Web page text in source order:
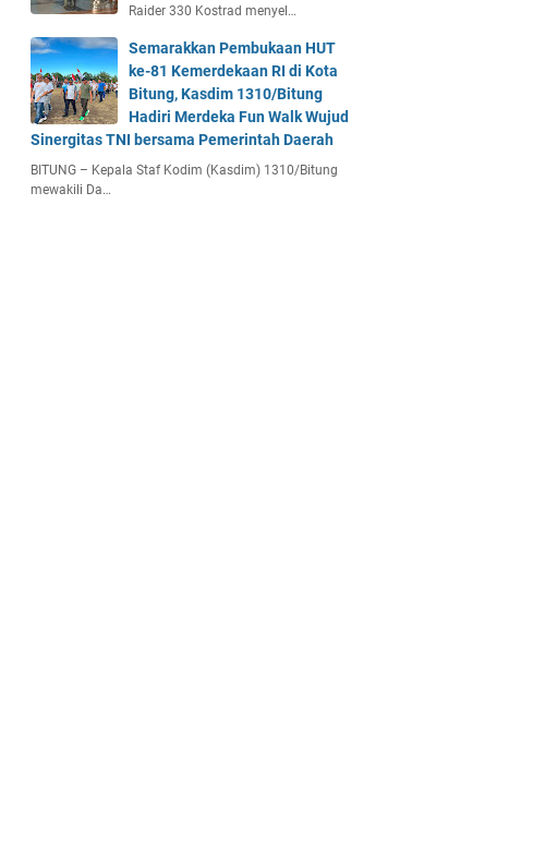
Raider 330 Kostrad menyel…
Semarakkan Pembukaan HUT
ke-81 Kemerdekaan RI di Kota
Bitung, Kasdim 1310/Bitung
Hadiri Merdeka Fun Walk Wujud
Sinergitas TNI bersama Pemerintah Daerah
BITUNG – Kepala Staf Kodim (Kasdim) 1310/Bitung
mewakili Da…